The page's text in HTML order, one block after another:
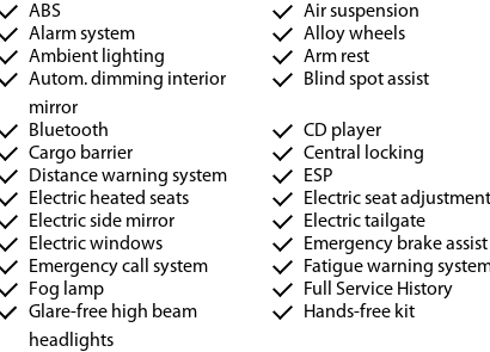
ABS
Air suspension
Alarm system
Alloy wheels
Ambient lighting
Arm rest
Autom. dimming interior
mirror
Blind spot assist
Bluetooth
CD player
Cargo barrier
Central locking
Distance warning system
ESP
Electric heated seats
Electric seat adjustment
Electric side mirror
Electric tailgate
Electric windows
Emergency brake assist
Emergency call system
Fatigue warning
Fog lamp
Full Service History
Glare-free high beam
headlights
Hands-free kit